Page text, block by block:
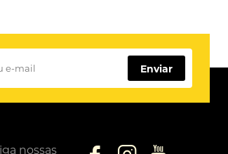
Enviar
nossas